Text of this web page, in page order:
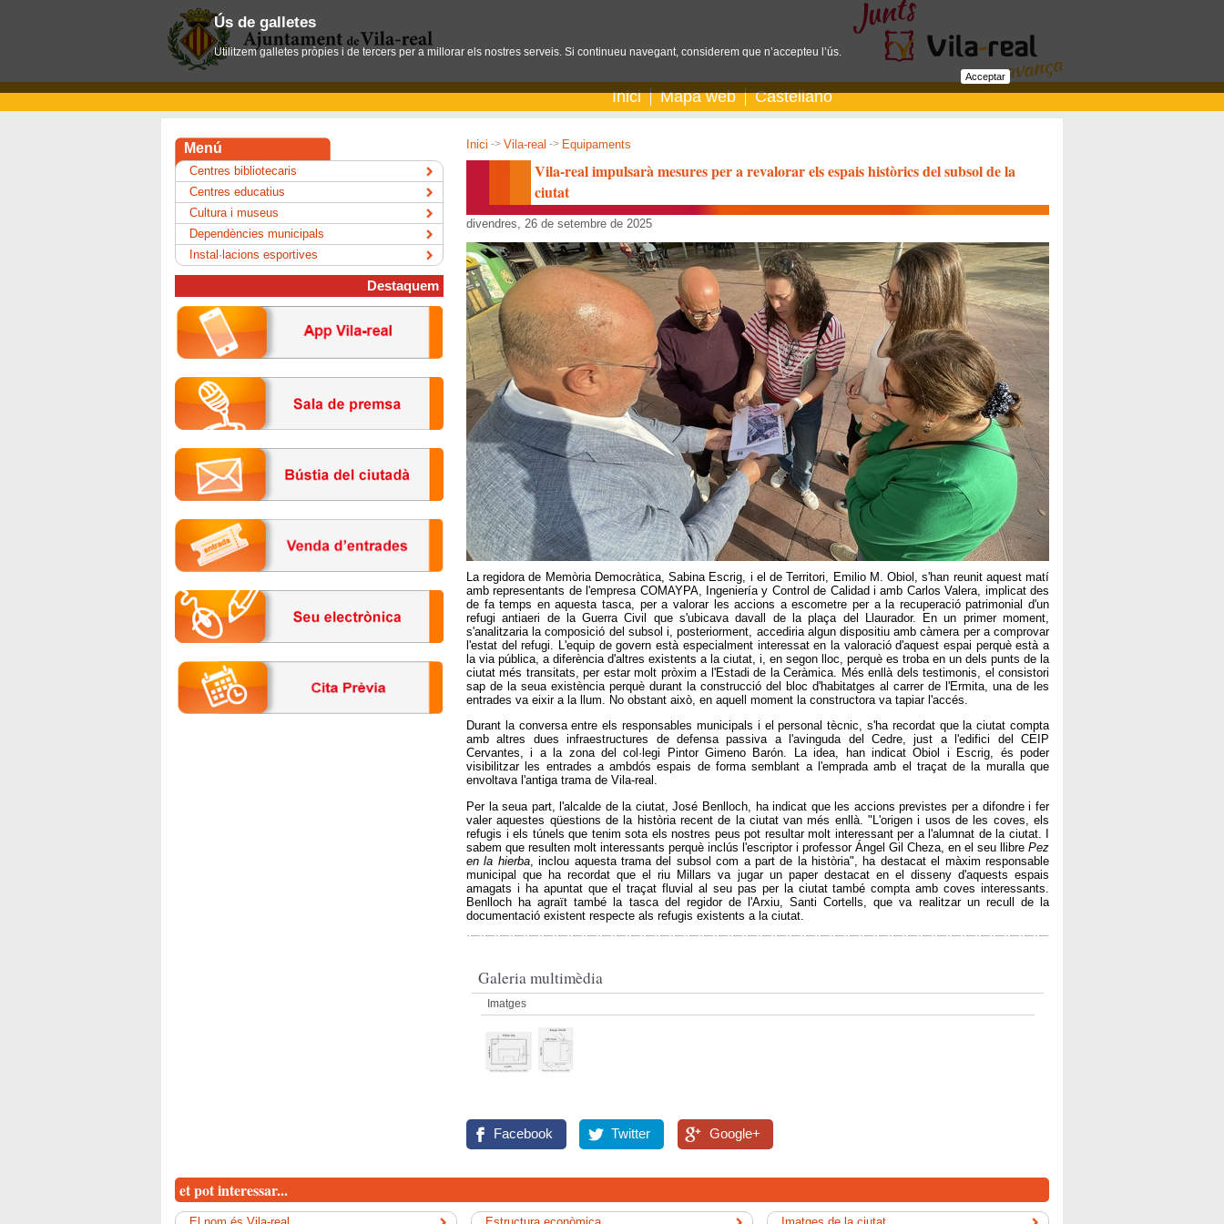
Inici Mapa web Castellano
Inici -> Vila-real -> Equipaments
Vila-real impulsarà mesures per a revalorar els espais històrics del subsol de la
ciutat
divendres, 26 de setembre de 2025
La regidora de Memòria Democràtica, Sabina Escrig, i el de Territori, Emilio M. Obiol, s'han reunit aquest matí
amb representants de l'empresa COMAYPA, Ingeniería y Control de Calidad i amb Carlos Valera, implicat des
de fa temps en aquesta tasca, per a valorar les accions a escometre per a la recuperació patrimonial d'un
refugi antiaeri de la Guerra Civil que s'ubicava davall de la plaça del Llaurador. En un primer moment,
s'analitzaria la composició del subsol i, posteriorment, accediria algun dispositiu amb càmera per a comprovar
l'estat del refugi. L'equip de govern està especialment interessat en la valoració d'aquest espai perquè està a
la via pública, a diferència d'altres existents a la ciutat, i, en segon lloc, perquè es troba en un dels punts de la
ciutat més transitats, per estar molt pròxim a l'Estadi de la Ceràmica. Més enllà dels testimonis, el consistori
sap de la seua existència perquè durant la construcció del bloc d'habitatges al carrer de l'Ermita, una de les
entrades va eixir a la llum. No obstant això, en aquell moment la constructora va tapiar l'accés.
Durant la conversa entre els responsables municipals i el personal tècnic, s'ha recordat que la ciutat compta
amb altres dues infraestructures de defensa passiva a l'avinguda del Cedre, just a l'edifici del CEIP
Cervantes, i a la zona del col·legi Pintor Gimeno Barón. La idea, han indicat Obiol i Escrig, és poder
visibilitzar les entrades a ambdós espais de forma semblant a l'emprada amb el traçat de la muralla que
envoltava l'antiga trama de Vila-real.
Per la seua part, l'alcalde de la ciutat, José Benlloch, ha indicat que les accions previstes per a difondre i fer
valer aquestes qüestions de la història recent de la ciutat van més enllà. "L'origen i usos de les coves, els
refugis i els túnels que tenim sota els nostres peus pot resultar molt interessant per a l'alumnat de la ciutat. I
sabem que resulten molt interessants perquè inclús l'escriptor i professor Ángel Gil Cheza, en el seu llibre Pez
en la hierba, inclou aquesta trama del subsol com a part de la història", ha destacat el màxim responsable
municipal que ha recordat que el riu Millars va jugar un paper destacat en el disseny d'aquests espais
amagats i ha apuntat que el traçat fluvial al seu pas per la ciutat també compta amb coves interessants.
Benlloch ha agraït també la tasca del regidor de l'Arxiu, Santi Cortells, que va realitzar un recull de la
documentació existent respecte als refugis existents a la ciutat.
Galeria multimèdia
Imatges
Facebook Twitter Google+
Menú
Centres bibliotecaris
Centres educatius
Cultura i museus
Dependències municipals
Instal·lacions esportives
Destaquem
et pot interessar...
Ús de galletes
Utilitzem galletes pròpies i de tercers per a millorar els nostres serveis. Si continueu navegant, considerem que n’accepteu l’ús.
Acceptar